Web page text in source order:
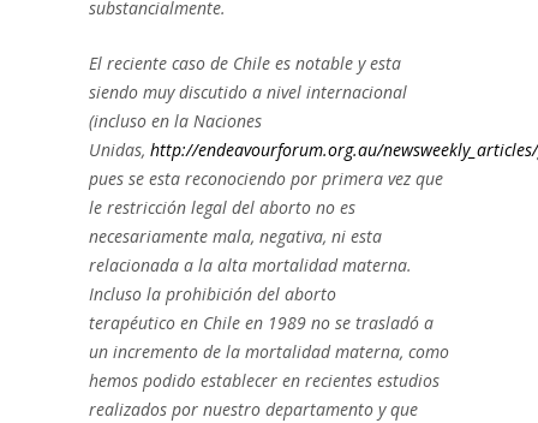
substancialmente.
El reciente caso de Chile es notable y esta
siendo muy discutido a nivel internacional
(incluso en la Naciones
Unidas, http://endeavourforum.org.au/
pues se esta reconociendo por primera vez que
le restricción legal del aborto no es
necesariamente mala, negativa, ni esta
relacionada a la alta mortalidad materna.
Incluso la prohibición del aborto
terapéutico en Chile en 1989 no se trasladó a
un incremento de la mortalidad materna, como
hemos podido establecer en recientes estudios
realizados por nuestro departamento y que